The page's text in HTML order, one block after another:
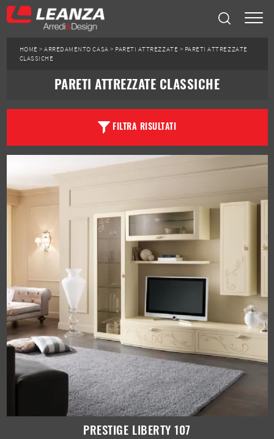
HOME >ARREDAMENTO CASA > PARETI ATTREZZATE > PARETI ATTREZZATE
CLASSICHE
PARETI ATTREZZATE CLASSICHE
FILTRA RISULTATI
PRESTIGE LIBERTY 107